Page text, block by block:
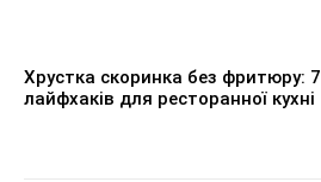
Хрустка скоринка без фритюру: 7
лайфхаків для ресторанної кухні